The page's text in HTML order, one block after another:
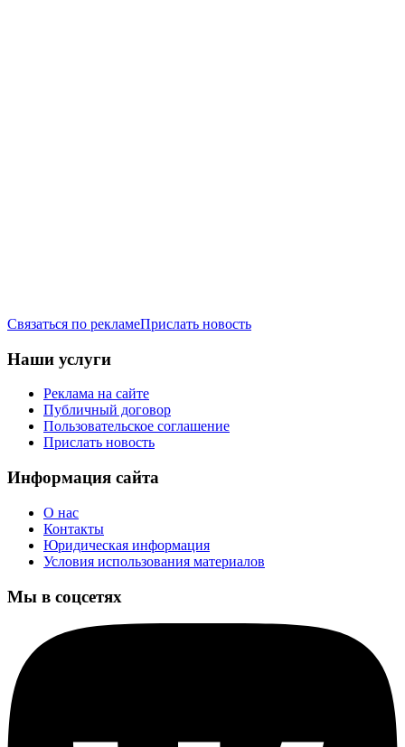
Связаться по рекламеПрислать новость
Наши услуги
Реклама на сайте
Публичный договор
Пользовательское соглашение
Прислать новость
Информация сайта
О нас
Контакты
Юридическая информация
Условия использования материалов
Мы в соцсетях